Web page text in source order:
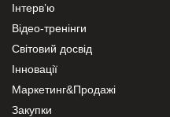
Інтерв’ю
Відео-тренінги
Світовий досвід
Інновації
Маркетинг&Продажі
Закупки